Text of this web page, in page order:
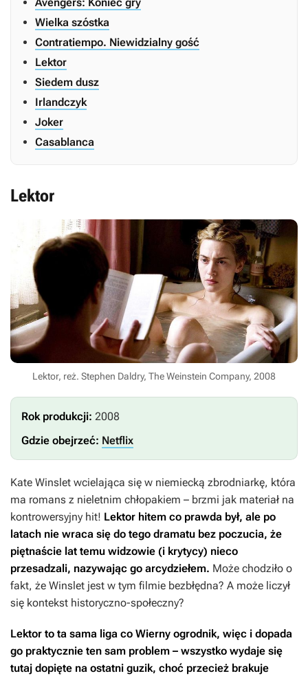
Wielka szóstka
Contratiempo. Niewidzialny gość
Lektor
Siedem dusz
Irlandczyk
Joker
Casablanca
Lektor
Lektor, reż. Stephen Daldry, The Weinstein Company, 2008
Rok produkcji: 2008
Gdzie obejrzeć: Netflix
Kate Winslet wcielająca się w niemiecką zbrodniarkę, która
ma romans z nieletnim chłopakiem – brzmi jak materiał na
kontrowersyjny hit! Lektor hitem co prawda był, ale po
latach nie wraca się do tego dramatu bez poczucia, że
piętnaście lat temu widzowie (i krytycy) nieco
przesadzali, nazywając go arcydziełem. Może chodziło o
fakt, że Winslet jest w tym filmie bezbłędna? A może liczył
się kontekst historyczno-społeczny?
Lektor to ta sama liga co Wierny ogrodnik, więc i dopada
go praktycznie ten sam problem – wszystko wydaje się
tutaj dopięte na ostatni guzik, choć przecież brakuje